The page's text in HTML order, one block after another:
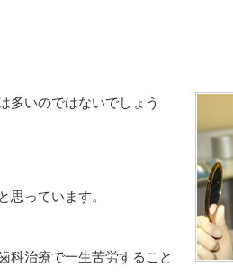
多いのではないでしょう
と思っています。
科治療で一生苦労すること